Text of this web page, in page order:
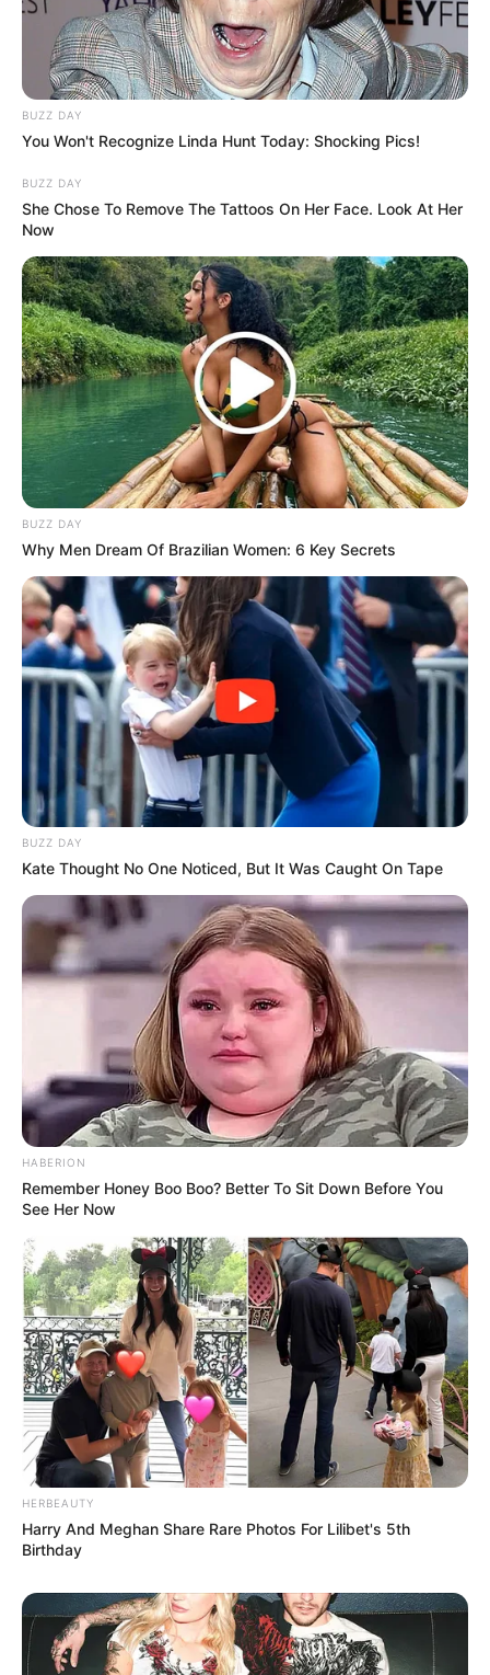
Rating
Cerita
Pemain
Akting
Musik
Serem! 9 Chat Ojek Online &
Pelanggan Ini Bikin Auto
Merinding
Bikin Ngakak, 10 Potret
Cosplay Murah Pakai Bahan
Seadanya
BUZZ DAY
You Won't Recognize Linda Hunt Today: Shocking Pics!
BUZZ DAY
She Chose To Remove The Tattoos On Her Face. Look At Her
Now
BUZZ DAY
Why Men Dream Of Brazilian Women: 6 Key Secrets
BUZZ DAY
Kate Thought No One Noticed, But It Was Caught On Tape
HABERION
Remember Honey Boo Boo? Better To Sit Down Before You
See Her Now
HERBEAUTY
Harry And Meghan Share Rare Photos For Lilibet's 5th
Birthday